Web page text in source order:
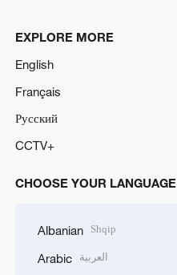
EXPLORE MORE
English
Français
Русский
CCTV+
CHOOSE YOUR LANGUAGE
Albanian Shqip
Arabic العربية